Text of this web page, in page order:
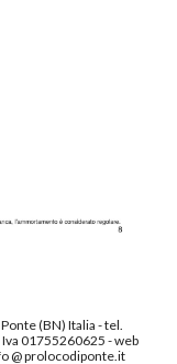
(BN) Italia - tel.
Iva 01755260625 - web
@ prolocodiponte.it